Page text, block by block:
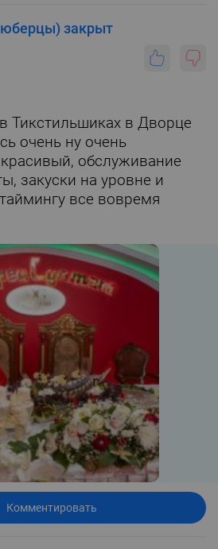
закрыт
Тикстильшиках в Дворце
очень ну очень
обслуживание
закуски на уровне и
все вовремя
Комментировать